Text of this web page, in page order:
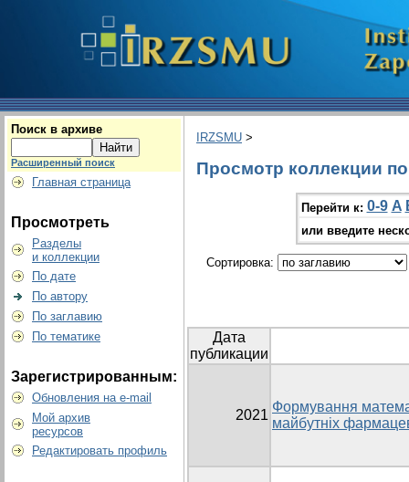
Поиск в архиве
Расширенный поиск
Главная страница
Просмотреть
Разделы
и коллекции
По дате
По автору
По заглавию
По тематике
Зарегистрированным:
Обновления на e-mail
Мой архив
ресурсов
Редактировать профиль
IRZSMU >
Просмотр коллекции
Перейти к: 0-9 A
или введите
Сортировка:
Дата
публикации
2021
Формування
майбутніх